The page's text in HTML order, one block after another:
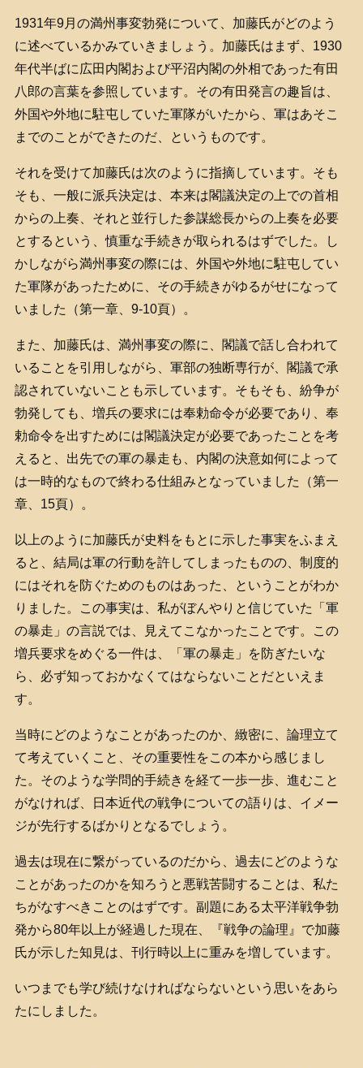
1931年9月の満州事変勃発について、加藤氏がどのよう
に述べているかみていきましょう。加藤氏はまず、1930
年代半ばに広田内閣および平沼内閣の外相であった有田
八郎の言葉を参照しています。その有田発言の趣旨は、
外国や外地に駐屯していた軍隊がいたから、軍はあそこ
までのことができたのだ、というものです。
それを受けて加藤氏は次のように指摘しています。そも
そも、一般に派兵決定は、本来は閣議決定の上での首相
からの上奏、それと並行した参謀総長からの上奏を必要
とするという、慎重な手続きが取られるはずでした。し
かしながら満州事変の際には、外国や外地に駐屯してい
た軍隊があったために、その手続きがゆるがせになって
いました（第一章、9-10頁）。
また、加藤氏は、満州事変の際に、閣議で話し合われて
いることを引用しながら、軍部の独断専行が、閣議で承
認されていないことも示しています。そもそも、紛争が
勃発しても、増兵の要求には奉勅命令が必要であり、奉
勅命令を出すためには閣議決定が必要であったことを考
えると、出先での軍の暴走も、内閣の決意如何によって
は一時的なもので終わる仕組みとなっていました（第一
章、15頁）。
以上のように加藤氏が史料をもとに示した事実をふまえ
ると、結局は軍の行動を許してしまったものの、制度的
にはそれを防ぐためのものはあった、ということがわか
りました。この事実は、私がぼんやりと信じていた「軍
の暴走」の言説では、見えてこなかったことです。この
増兵要求をめぐる一件は、「軍の暴走」を防ぎたいな
ら、必ず知っておかなくてはならないことだといえま
す。
当時にどのようなことがあったのか、緻密に、論理立て
て考えていくこと、その重要性をこの本から感じまし
た。そのような学問的手続きを経て一歩一歩、進むこと
がなければ、日本近代の戦争についての語りは、イメー
ジが先行するばかりとなるでしょう。
過去は現在に繋がっているのだから、過去にどのような
ことがあったのかを知ろうと悪戦苦闘することは、私た
ちがなすべきことのはずです。副題にある太平洋戦争勃
発から80年以上が経過した現在、『戦争の論理』で加藤
氏が示した知見は、刊行時以上に重みを増しています。
いつまでも学び続けなければならないという思いをあら
たにしました。